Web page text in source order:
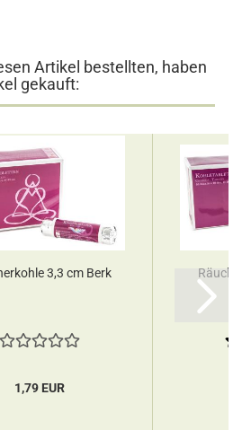
Artikel bestellten, haben
gekauft:
3,3 cm Berk
1,79 EUR